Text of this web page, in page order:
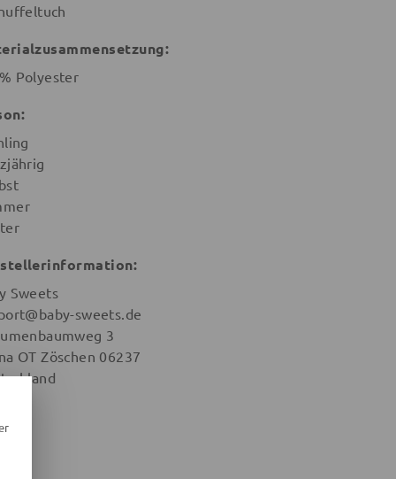
Polyester
Sweets
sweets.de
3
OT Zöschen 06237